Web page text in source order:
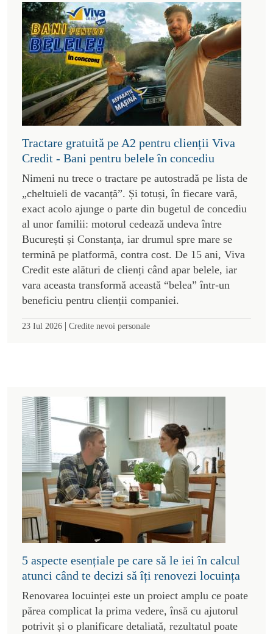
Tractare gratuită pe A2 pentru clienții Viva
Credit - Bani pentru belele în concediu
Nimeni nu trece o tractare pe autostradă pe lista de
„cheltuieli de vacanță”. Și totuși, în fiecare vară,
exact acolo ajunge o parte din bugetul de concediu
al unor familii: motorul cedează undeva între
București și Constanța, iar drumul spre mare se
termină pe platformă, contra cost. De 15 ani, Viva
Credit este alături de clienți când apar belele, iar
vara aceasta transformă această “belea” într-un
beneficiu pentru clienții companiei.
23 Iul 2026 | Credite nevoi personale
5 aspecte esențiale pe care să le iei în calcul
atunci când te decizi să îți renovezi locuința
Renovarea locuinței este un proiect amplu ce poate
părea complicat la prima vedere, însă cu ajutorul
potrivit și o planificare detaliată, rezultatul poate